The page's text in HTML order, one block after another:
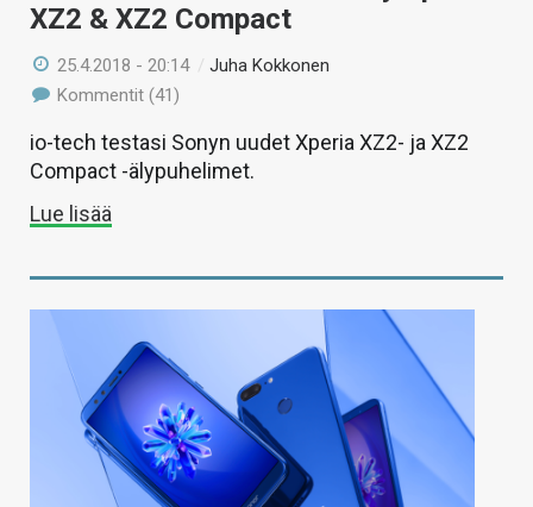
XZ2 & XZ2 Compact
25.4.2018 - 20:14 /Juha Kokkonen
Kommentit (41)
io-tech testasi Sonyn uudet Xperia XZ2- ja XZ2
Compact -älypuhelimet.
Lue lisää